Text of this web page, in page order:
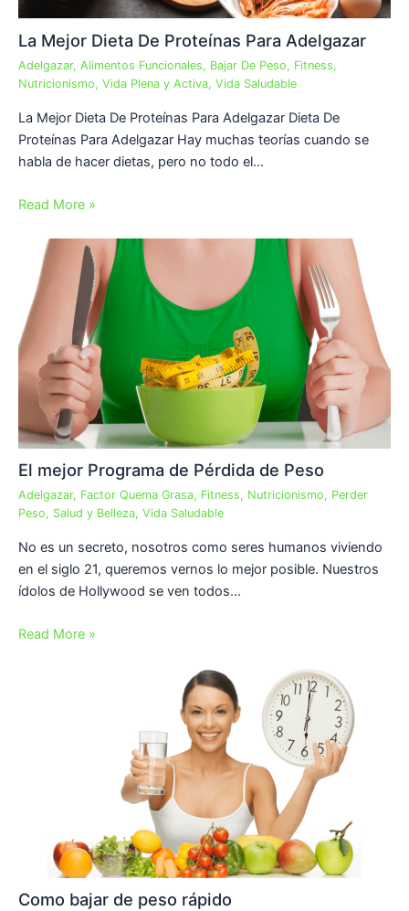
La Mejor Dieta De Proteínas Para Adelgazar
Adelgazar, Alimentos Funcionales, Bajar De Peso, Fitness,
Nutricionismo, Vida Plena y Activa, Vida Saludable
La Mejor Dieta De Proteínas Para Adelgazar Dieta De
Proteínas Para Adelgazar Hay muchas teorías cuando se
habla de hacer dietas, pero no todo el…
Read More »
El mejor Programa de Pérdida de Peso
Adelgazar, Factor Quema Grasa, Fitness, Nutricionismo, Perder
Peso, Salud y Belleza, Vida Saludable
No es un secreto, nosotros como seres humanos viviendo
en el siglo 21, queremos vernos lo mejor posible. Nuestros
ídolos de Hollywood se ven todos…
Read More »
Como bajar de peso rápido